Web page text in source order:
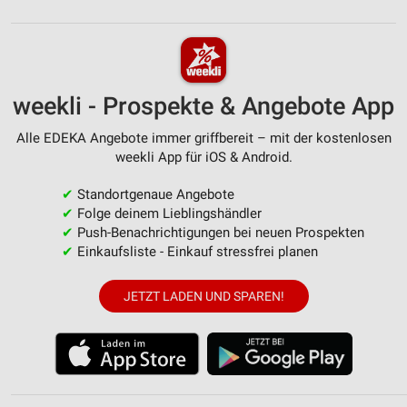
weekli - Prospekte & Angebote App
Alle EDEKA Angebote immer griffbereit – mit der kostenlosen
weekli App für iOS & Android.
✔ Standortgenaue Angebote
✔ Folge deinem Lieblingshändler
✔ Push-Benachrichtigungen bei neuen Prospekten
✔ Einkaufsliste - Einkauf stressfrei planen
JETZT LADEN UND SPAREN!
Messung der Performance von Inhalten
Analyse von Zielgruppen durch Statistiken oder
Kombinationen von Daten aus verschiedenen
Quellen
Entwicklung und Verbesserung der Angebote
Verwendung reduzierter Daten zur Auswahl von
Inhalten
IAB-Besonderheiten:
Verwendung genauer Standortdaten
Geräte anhand von aktiv angeforderten
Informationen identifizieren
Nicht-IAB-Verarbeitungszwecke:
Notwendig